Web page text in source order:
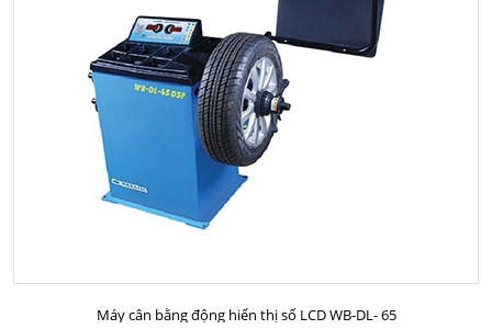
MUA HÀNG
Máy cân bằng động hiển thị số LCD WB-DL- 65